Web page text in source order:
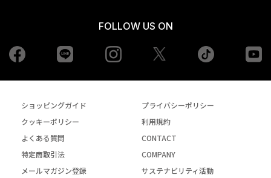
FOLLOW US ON
Facebook Instagram tiktok
ショッピングガイド
プライバシーポリシー
クッキーポリシー
利用規約
よくある質問
CONTACT
特定商取引法
COMPANY
メールマガジン登録
サステナビリティ活動